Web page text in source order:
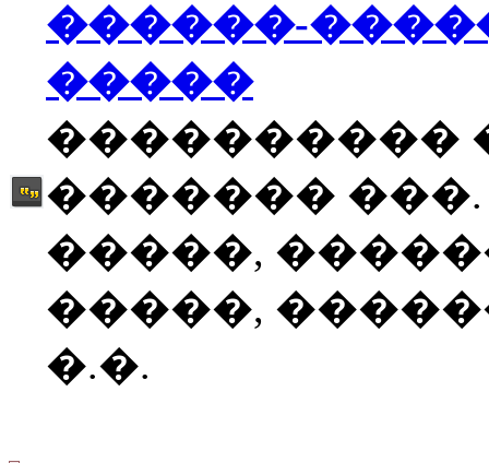
������-
�����
����������
������� ���.
�����,
�����,
�.�.